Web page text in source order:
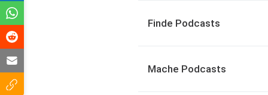
Finde Podcasts
Mache Podcasts